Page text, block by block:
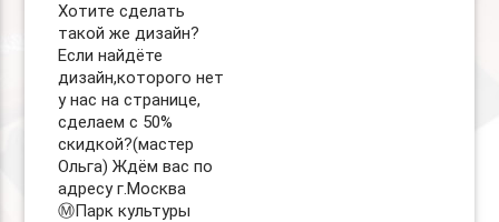
Хотите сделать
такой же дизайн?
Если найдёте
дизайн,которого нет
у нас на странице,
сделаем с 50%
скидкой?(мастер
Ольга) Ждём вас по
адресу г.Москва
Ⓜ️Парк культуры